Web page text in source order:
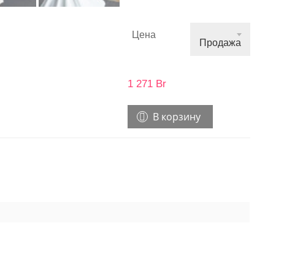
Цена
Продажа
1 271 Br
В корзину